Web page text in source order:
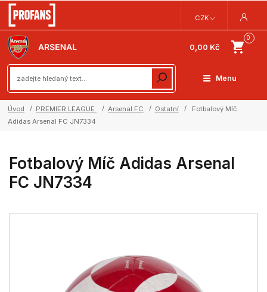
Menu
CZK
0
0,00 Kč
Úvod PREMIER LEAGUE Arsenal FC Ostatní
Fotbalový Míč
Adidas Arsenal FC JN7334
Fotbalový Míč Adidas Arsenal
FC JN7334